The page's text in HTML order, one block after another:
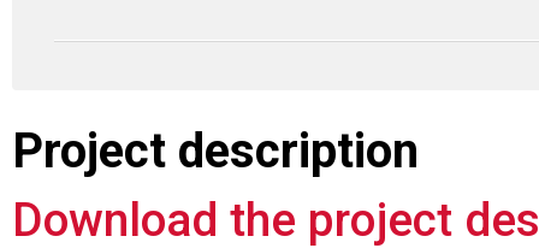
Project description
Download the project